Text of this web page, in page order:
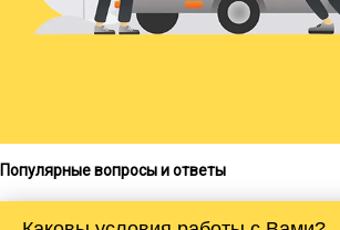
Популярные вопросы и ответы